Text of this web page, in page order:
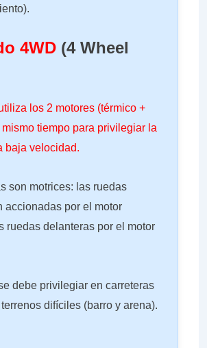
4WD (4 Wheel
los 2 motores (térmico +
tiempo para privilegiar la
baja velocidad.
son motrices: las ruedas
accionadas por el motor
ruedas delanteras por el motor
debe privilegiar en carreteras
difíciles (barro y arena).